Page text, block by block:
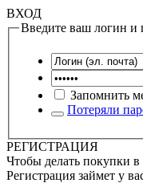
ВХОД
Введите ваш логин и
Запомнить
Потеряли
РЕГИСТРАЦИЯ
Чтобы делать покупки в
Регистрация займет у